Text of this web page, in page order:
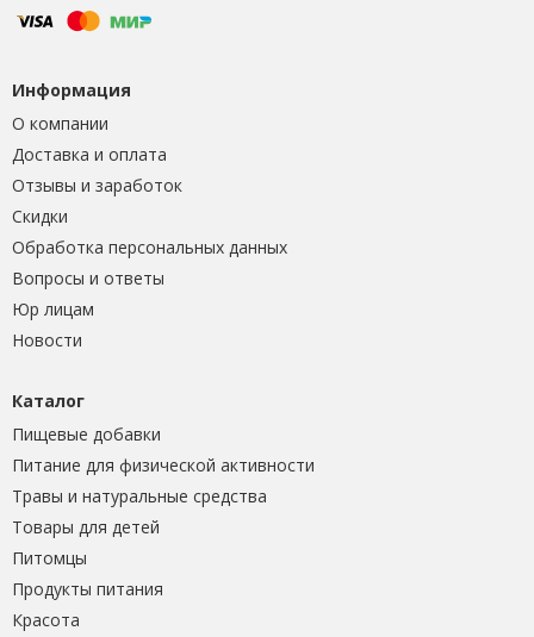
Информация
О компании
Доставка и оплата
Отзывы и заработок
Скидки
Обработка персональных данных
Вопросы и ответы
Юр лицам
Новости
Каталог
Пищевые добавки
Питание для физической активности
Травы и натуральные средства
Товары для детей
Питомцы
Продукты питания
Красота